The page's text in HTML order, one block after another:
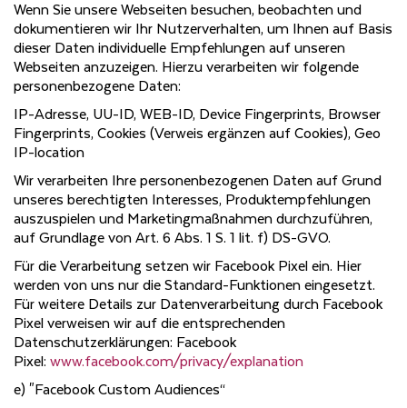
Wenn Sie unsere Webseiten besuchen, beobachten und
dokumentieren wir Ihr Nutzerverhalten, um Ihnen auf Basis
dieser Daten individuelle Empfehlungen auf unseren
Webseiten anzuzeigen. Hierzu verarbeiten wir folgende
personenbezogene Daten:
IP-Adresse, UU-ID, WEB-ID, Device Fingerprints, Browser
Fingerprints, Cookies (Verweis ergänzen auf Cookies), Geo
IP-location
Wir verarbeiten Ihre personenbezogenen Daten auf Grund
unseres berechtigten Interesses, Produktempfehlungen
auszuspielen und Marketingmaßnahmen durchzuführen,
auf Grundlage von Art. 6 Abs. 1 S. 1 lit. f) DS-GVO.
Für die Verarbeitung setzen wir Facebook Pixel ein. Hier
werden von uns nur die Standard-Funktionen eingesetzt.
Für weitere Details zur Datenverarbeitung durch Facebook
Pixel verweisen wir auf die entsprechenden
Datenschutzerklärungen: Facebook
Pixel: www.facebook.com/privacy/explanation
e) "Facebook Custom Audiences“